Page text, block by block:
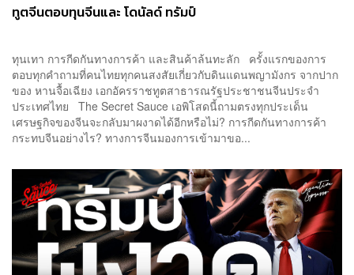
ทูตจีนตอบทุนจีนและ โดนัลด์ ทรัมป์
ทุนเทา การกีดกันทางการค้า และสินค้าล้นทะลัก ครั้งแรกของการ
ตอบทุกคำถามที่คนไทยทุกคนสงสัยเกี่ยวกับดินแดนพญามังกร จากปาก
ของ หานจื้อเฉียง เอกอัครราชทูตสาธารณรัฐประชาชนจีนประจำ
ประเทศไทย The Secret Sauce เอพิโสดนี้ถามตรงทุกประเด็น
เศรษฐกิจของจีนจะกลับมาผงาดได้อีกหรือไม่? การกีดกันทางการค้า
กระทบจีนอย่างไร? ทางการจีนมองการเข้ามาขอ...